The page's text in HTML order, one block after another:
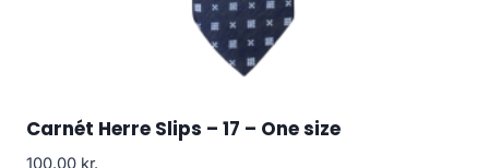
Carnét Herre Slips – 17 – One size
100.00 kr.